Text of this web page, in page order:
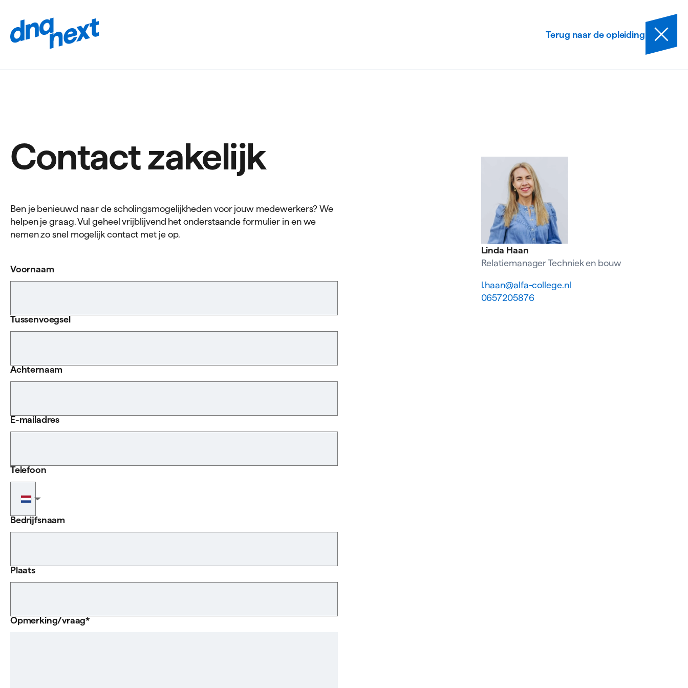
Navigatie
overslaan
Terug naar de opleiding
Contact zakelijk
Ben je benieuwd naar de scholingsmogelijkheden voor jouw medewerkers? We
helpen je graag. Vul geheel vrijblijvend het onderstaande formulier in en we
nemen zo snel mogelijk contact met je op.
Voornaam
Tussenvoegsel
Achternaam
E-mailadres
▼
Telefoon
Bedrijfsnaam
Plaats
Opmerking/vraag
Linda Haan
Relatiemanager Techniek en bouw
l.haan@alfa-college.nl
0657205876